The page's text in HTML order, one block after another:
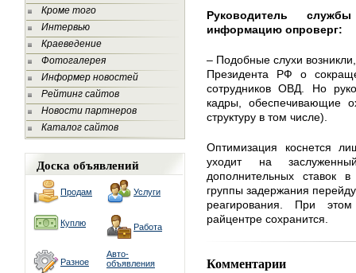
Кроме того
Интервью
Краеведение
Фотогалерея
Информер новостей
Рейтинг сайтов
Новости партнеров
Каталог сайтов
Доска объявлений
Продам Услуги
Куплю Работа
Разное
Авто-
объявления
Руководитель
информацию опроверг:
– Подобные слухи
Президента РФ о
сотрудников ОВД. Но
кадры, обеспечивающие
структуру в том числе).
Оптимизация коснется
уходит на
дополнительных ставок
группы задержания
реагирования. При
райцентре сохранится.
Комментарии